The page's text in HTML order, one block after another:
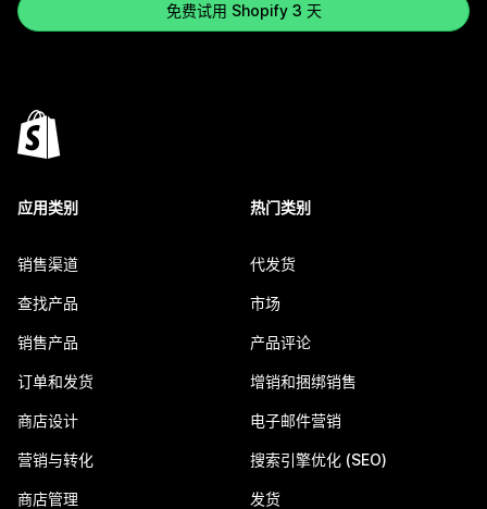
免费试用 Shopify 3 天
应用类别
销售渠道
查找产品
销售产品
订单和发货
商店设计
营销与转化
商店管理
热门类别
代发货
市场
产品评论
增销和捆绑销售
电子邮件营销
搜索引擎优化 (SEO)
发货